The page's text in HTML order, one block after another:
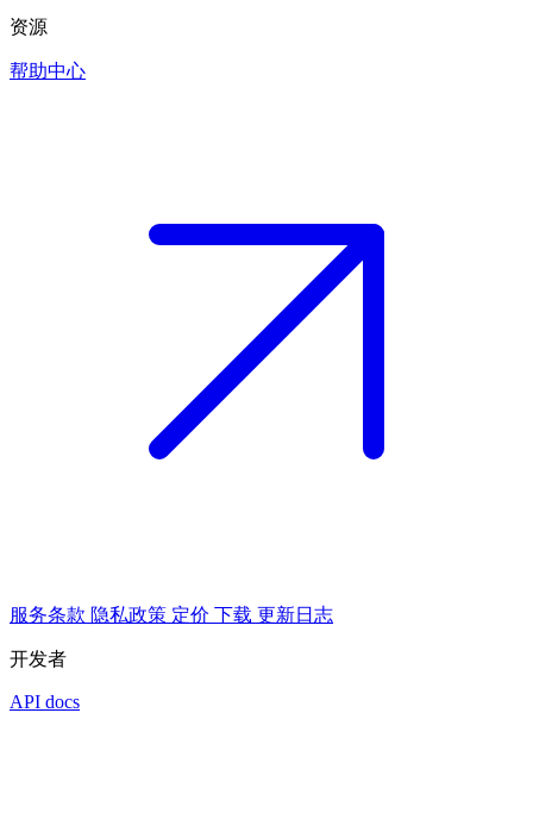
资源
帮助中心
服务条款 隐私政策 定价 下载 更新日志
开发者
API docs